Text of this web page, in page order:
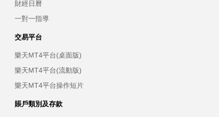
財經日曆
一對一指導
交易平台
樂天MT4平台(桌面版)
樂天MT4平台(流動版)
樂天MT4平台操作短片
賬戶類別及存款